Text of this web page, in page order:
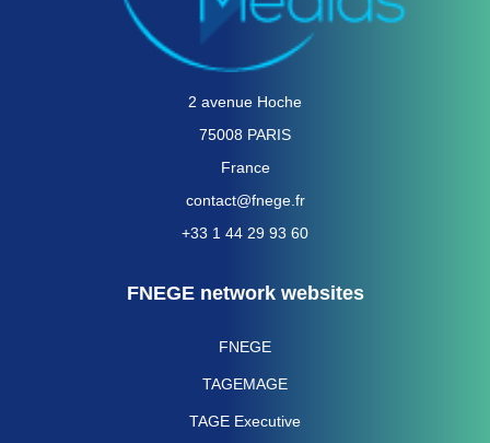
2 avenue Hoche
75008 PARIS
France
contact@fnege.fr
+33 1 44 29 93 60
FNEGE network websites
FNEGE
TAGEMAGE
TAGE Executive